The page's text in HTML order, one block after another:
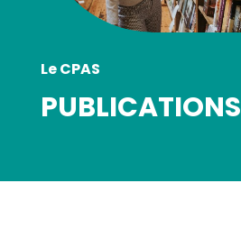
Le CPAS
PUBLICATIONS